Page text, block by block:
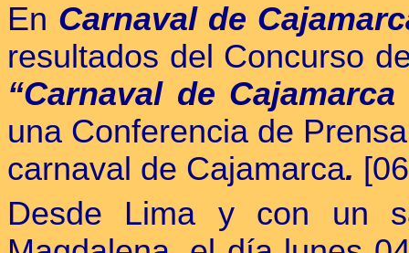
En Carnaval de
resultados del Concurso
“Carnaval de Cajamarca
una Conferencia de
carnaval de Cajamarca.
Desde Lima y con un